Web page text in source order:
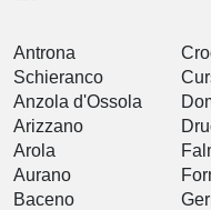
Antrona
Schieranco
Anzola d'Ossola
Arizzano
Arola
Aurano
Baceno